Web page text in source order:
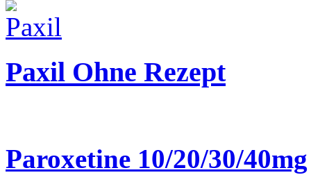
Paxil Ohne Rezept
Paroxetine 10/20/30/40mg